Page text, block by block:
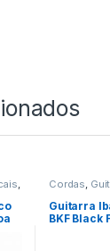
Cordas
Musicais
Guitarra
BKF Black